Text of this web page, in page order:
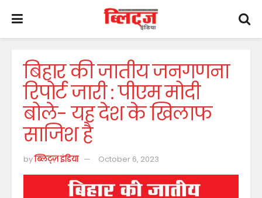
बिहार की जातीय जनगणना
रिपोर्ट जारी : पीएम मोदी
बोले- यह देश के खिलाफ
साजिश है
byब्लिट्ज़ इंडिया October 6, 2023